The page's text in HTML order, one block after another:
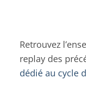
Retrouvez
replay des
dédié au cycle